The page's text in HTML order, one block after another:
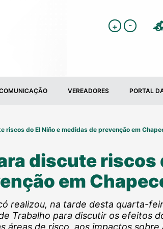
+ -
VEREADORES PORTAL
riscos do El Niño e medidas de prevenção em
discute riscos
em
realizou, na tarde desta quarta-
Trabalho para discutir os efeitos
áreas de risco, aos impactos